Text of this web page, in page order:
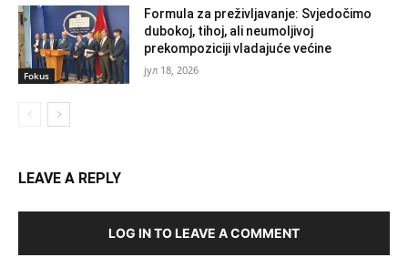
Fokus
Formula za preživljavanje: Svjedočimo
dubokoj, tihoj, ali neumoljivoj
prekompoziciji vladajuće većine
јул 18, 2026
LEAVE A REPLY
LOG IN TO LEAVE A COMMENT